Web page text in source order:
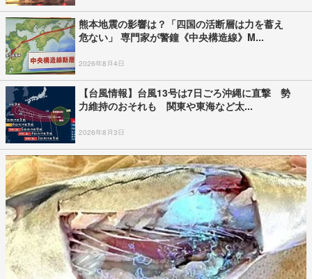
熊本地震の影響は？「四国の活断層は力を蓄え
危ない」 専門家が警鐘《中央構造線》M...
2026年8月4日
【台風情報】台風13号は7日ごろ沖縄に直撃 勢
力維持のおそれも 関東や東海など太...
2026年8月3日